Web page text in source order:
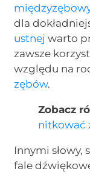
dla
ustnej warto
zawsze
względu na
zębów.
Zobacz
nitkować
Innymi słowy,
fale